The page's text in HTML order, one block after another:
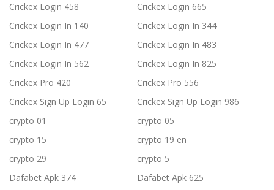
Crickex Login 458
Crickex Login 665
Crickex Login In 140
Crickex Login In 344
Crickex Login In 477
Crickex Login In 483
Crickex Login In 562
Crickex Login In 825
Crickex Pro 420
Crickex Pro 556
Crickex Sign Up Login 65
Crickex Sign Up Login 986
crypto 01
crypto 05
crypto 15
crypto 19 en
crypto 29
crypto 5
Dafabet Apk 374
Dafabet Apk 625